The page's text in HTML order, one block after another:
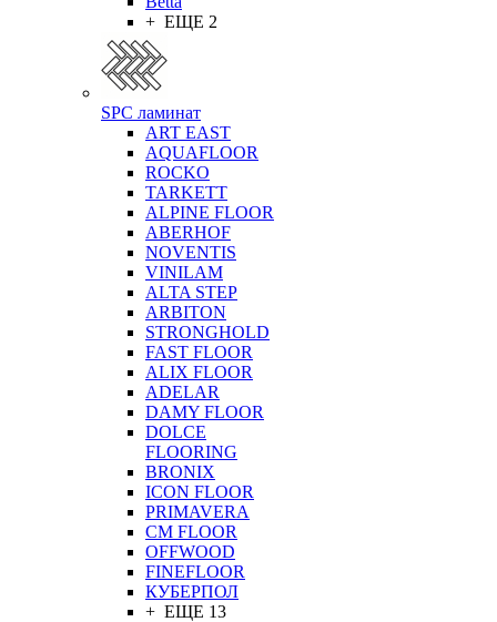
+ ЕЩЕ 2
SPC ламинат
ART EAST
AQUAFLOOR
ROCKO
TARKETT
ALPINE FLOOR
ABERHOF
NOVENTIS
VINILAM
ALTA STEP
ARBITON
STRONGHOLD
FAST FLOOR
ALIX FLOOR
ADELAR
DAMY FLOOR
DOLCE
FLOORING
BRONIX
ICON FLOOR
PRIMAVERA
CM FLOOR
OFFWOOD
FINEFLOOR
КУБЕРПОЛ
+ ЕЩЕ 13